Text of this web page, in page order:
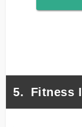
Fitness